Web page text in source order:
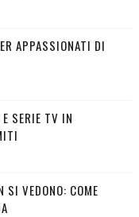
APPASSIONATI DI
SERIE TV IN
SI VEDONO: COME